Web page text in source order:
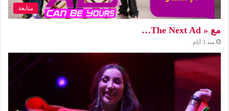
متابعة
مع « The Next Ad…
منذ 3 أيام